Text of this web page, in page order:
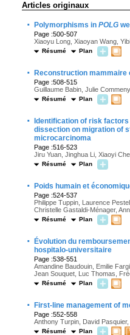
Articles originaux
· Polymorphisms in POLG
Page :500-507
Xiaoyu Long, Xiaoyan Wang,
Résumé Plan
· Reconstruction mammaire
Page :508-515
Guillaume Babin, Julie
Résumé Plan
·
Identification of risk
dissection on migration of
microcarcinoma
Page :516-523
Jiru Yuan, Jinghua Li, Xiaoyi
Résumé Plan
· Poids humain et
Page :524-537
Philippe Tuppin, Laurence
Christelle Gastaldi-Ménager,
Résumé Plan
·
Évolution du
hospitalo-universitaire
Page :538-551
Amandine Baudouin, Emilie
Jean Souquet, Luc Thomas,
Résumé Plan
· First-line management of
Page :552-558
Anthony Turpin, David
Résumé Plan